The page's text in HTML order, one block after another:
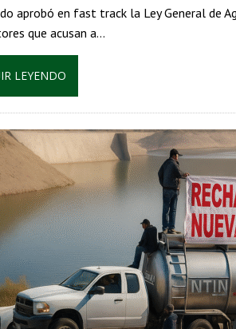
aprobó en fast track la Ley General de
que acusan a…
LEYENDO